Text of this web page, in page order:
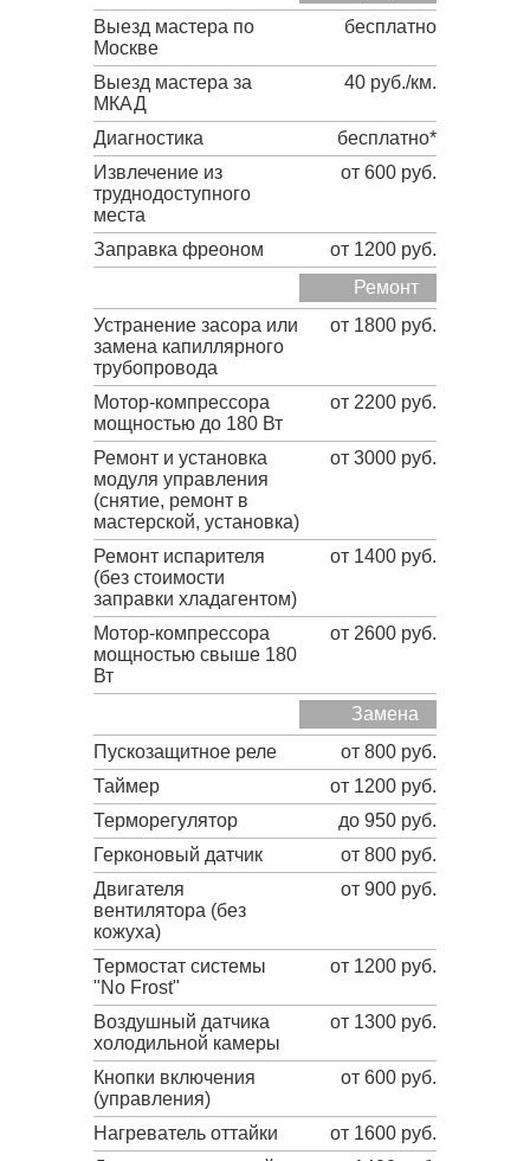
Выезд мастера по
Москве
бесплатно
Выезд мастера за
МКАД
40 руб./км.
Диагностика
бесплатно*
Извлечение из
труднодоступного
места
от 600 руб.
Заправка фреоном
от 1200 руб.
Ремонт
Устранение засора или
замена капиллярного
трубопровода
от 1800 руб.
Мотор-компрессора
мощностью до 180 Вт
от 2200 руб.
Ремонт и установка
модуля управления
(снятие, ремонт в
мастерской, установка)
от 3000 руб.
Ремонт испарителя
(без стоимости
заправки хладагентом)
от 1400 руб.
Мотор-компрессора
мощностью свыше 180
Вт
от 2600 руб.
Замена
Пускозащитное реле
от 800 руб.
Таймер
от 1200 руб.
Терморегулятор
до 950 руб.
Герконовый датчик
от 800 руб.
Двигателя
вентилятора (без
кожуха)
от 900 руб.
Термостат системы
"No Frost"
от 1200 руб.
Воздушный датчика
холодильной камеры
от 1300 руб.
Кнопки включения
(управления)
от 600 руб.
Нагреватель оттайки
от 1600 руб.